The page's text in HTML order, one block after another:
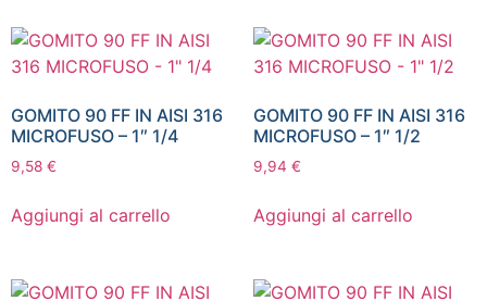
GOMITO 90 FF IN AISI 316
MICROFUSO – 1″ 1/4
9,58 €
Aggiungi al carrello
GOMITO 90 FF IN AISI 316
MICROFUSO – 1″ 1/2
9,94 €
Aggiungi al carrello